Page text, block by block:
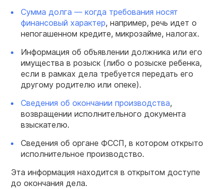
Сумма долга — когда требования носят
финансовый характер, например, речь идет о
непогашенном кредите, микрозайме, налогах.
Информация об объявлении должника или его
имущества в розыск (либо о розыске ребенка,
если в рамках дела требуется передать его
другому родителю или опеке).
Сведения об окончании производства,
возвращении исполнительного документа
взыскателю.
Сведения об органе ФССП, в котором открыто
исполнительное производство.
Эта информация находится в открытом доступе
до окончания дела.